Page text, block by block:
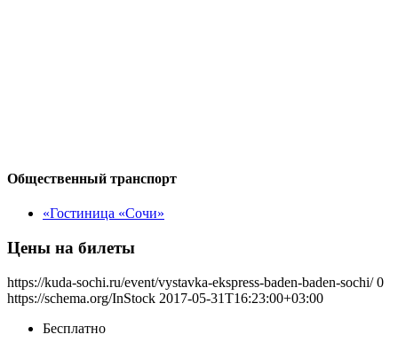
Общественный транспорт
«Гостиница «Сочи»
Цены на билеты
https://kuda-sochi.ru/event/vystavka-ekspress-baden-baden-sochi/ 0
https://schema.org/InStock 2017-05-31T16:23:00+03:00
Бесплатно